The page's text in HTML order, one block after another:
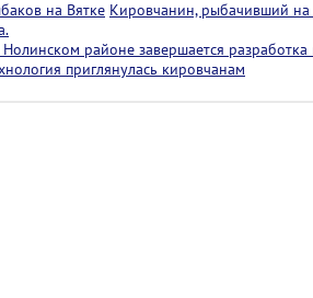
на Вятке Кировчанин, рыбачивший
Нолинском районе завершается
приглянулась кировчанам